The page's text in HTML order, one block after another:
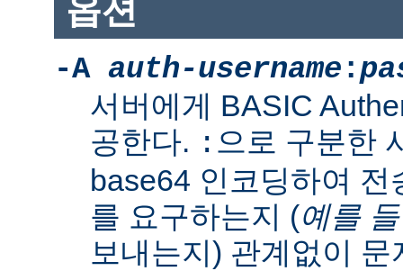
옵션
-A auth-username :
서버에게 BASIC
공한다. : 으로 구분한
base64 인코딩하여
를 요구하는지 (예를
보내는지) 관계없이